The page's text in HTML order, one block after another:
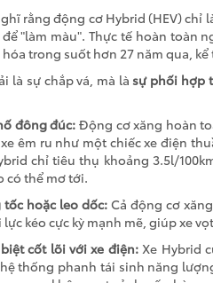
rằng động cơ Hybrid (HEV) chỉ
"làm màu". Thực tế hoàn toàn
trong suốt hơn 27 năm qua,
là sự chắp vá, mà là sự phối hợp
đông đúc:Động cơ xăng hoàn
xe êm ru như một chiếc xe điện
chỉ tiêu thụ khoảng 3.5l/
có thể mơ tới.
tốc hoặc leo dốc:Cả động cơ
lực kéo cực kỳ mạnh mẽ, giúp xe
biệt cốt lõi với xe điện:Xe Hybrid
thống phanh tái sinh năng